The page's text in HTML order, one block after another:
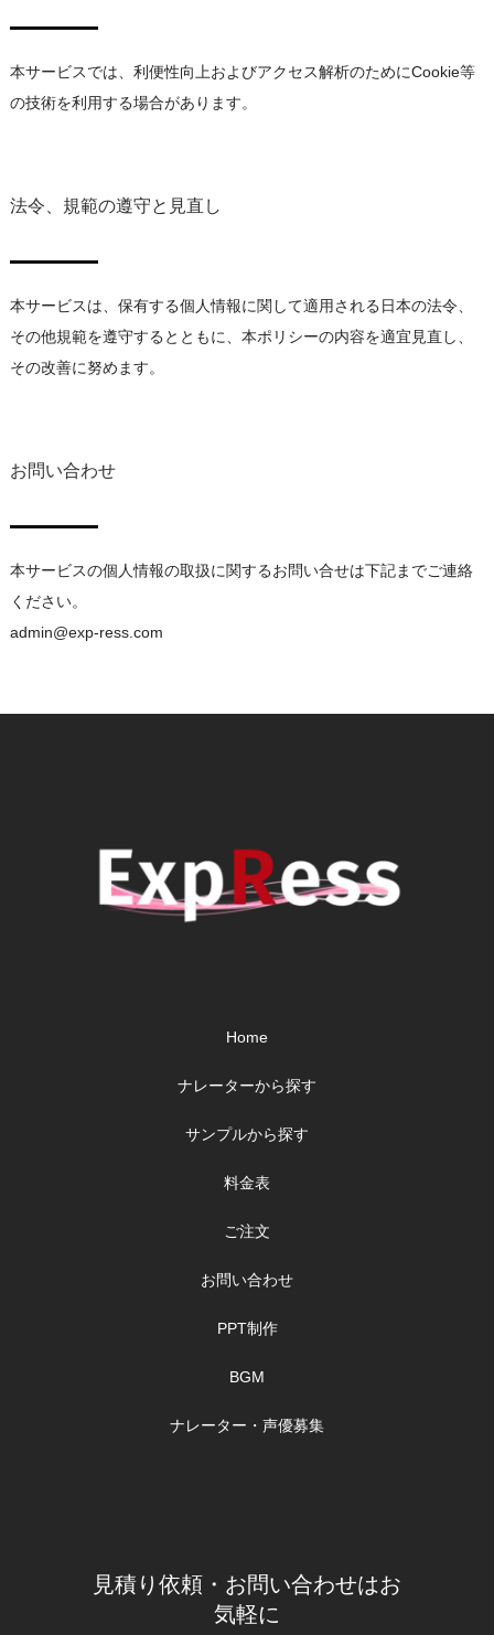
本サービスでは、利便性向上およびアクセス解析のためにCookie等
の技術を利用する場合があります。
法令、規範の遵守と見直し
本サービスは、保有する個人情報に関して適用される日本の法令、
その他規範を遵守するとともに、本ポリシーの内容を適宜見直し、
その改善に努めます。
お問い合わせ
本サービスの個人情報の取扱に関するお問い合せは下記までご連絡
ください。
admin@exp-ress.com
Home
ナレーターから探す
サンプルから探す
料金表
ご注文
お問い合わせ
PPT制作
BGM
ナレーター・声優募集
見積り依頼・お問い合わせはお
気軽に